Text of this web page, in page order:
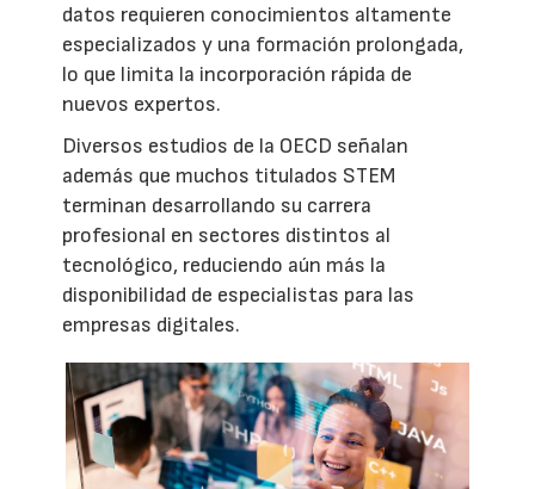
datos requieren conocimientos altamente
especializados y una formación prolongada,
lo que limita la incorporación rápida de
nuevos expertos.
Diversos estudios de la OECD señalan
además que muchos titulados STEM
terminan desarrollando su carrera
profesional en sectores distintos al
tecnológico, reduciendo aún más la
disponibilidad de especialistas para las
empresas digitales.